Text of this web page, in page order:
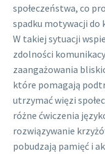
społeczeństwa, co
spadku motywacji do
W takiej sytuacji
zdolności
zaangażowania
które pomagają
utrzymać więzi
różne ćwiczenia
rozwiązywanie
pobudzają pamięć i